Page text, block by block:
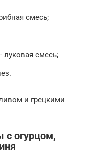
смесь;
смесь;
и грецкими
с огурцом,